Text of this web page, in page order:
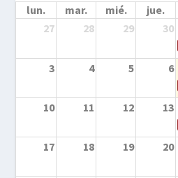
lun. mar. mié. jue.
27
28 29 30
3 4 5 6
10 11 12 13
17 18 19 20